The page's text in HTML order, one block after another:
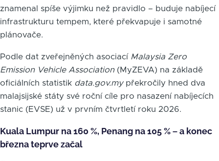
znamenal spíše výjimku než pravidlo – buduje nabíjecí
infrastrukturu tempem, které překvapuje i samotné
plánovače.
Podle dat zveřejněných asociací Malaysia Zero
Emission Vehicle Association(MyZEVA) na základě
oficiálních statistik data.gov.mypřekročily hned dva
malajsijské státy své roční cíle pro nasazení nabíjecích
stanic (EVSE) už v prvním čtvrtletí roku 2026.
Kuala Lumpur na 160 %, Penang na 105 % – a konec
března teprve začal